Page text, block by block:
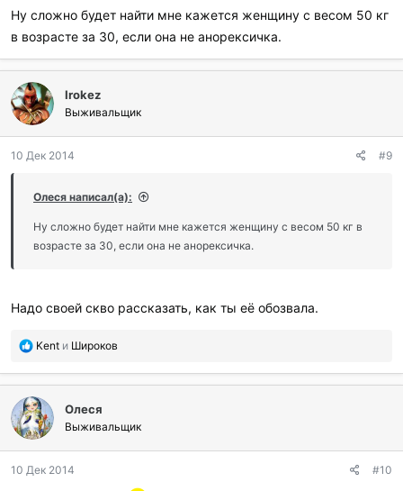
Ну сложно будет найти мне кажется женщину с весом 50 кг
в возрасте за 30, если она не анорексичка.
Irokez
Выживальщик
10 Дек 2014 #9
Олеся написал(а):
Ну сложно будет найти мне кажется женщину с весом 50 кг в
возрасте за 30, если она не анорексичка.
Надо своей скво рассказать, как ты её обозвала.
П
б
л
а
г
о
а
Kent и Широков
Олеся
Выживальщик
10 Дек 2014 #10